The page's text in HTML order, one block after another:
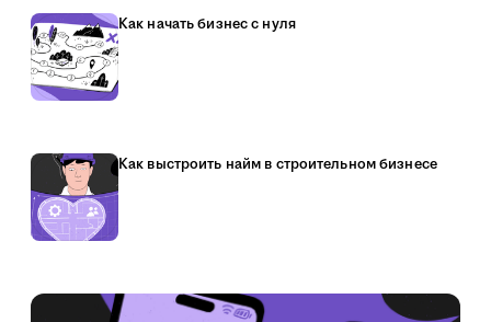
Как начать бизнес с нуля
Как выстроить найм в строительном бизнесе